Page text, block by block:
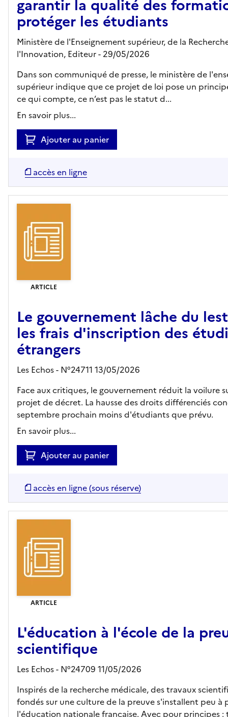
garantir la qualité des
protéger les étudiants
Ministère de l'Enseignement supérieur, de la
l'Innovation, Editeur- 29/05/2026
Dans son communiqué de presse, le ministère de
supérieur indique que ce projet de loi pose un
ce qui compte, ce n’est pas le statut d...
En savoir plus...
Ajouter au panier
accès en ligne
ARTICLE
Le gouvernement lâche du
les frais d'inscription des
étrangers
Les Echos - N°24711 13/05/2026
Face aux critiques, le gouvernement réduit la voilure
projet de décret. La hausse des droits différenciés
septembre prochain moins d'étudiants que prévu.
En savoir plus...
Ajouter au panier
accès en ligne (sous réserve)
ARTICLE
L'éducation à l'école de la
scientifique
Les Echos - N°24709 11/05/2026
Inspirés de la recherche médicale, des travaux
fondés sur une culture de la preuve s'installent peu à
l'éducation nationale française. Avec pour principes :